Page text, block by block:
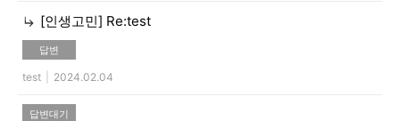
[인생고민] Re:test
답변
test 2024.02.04
답변대기